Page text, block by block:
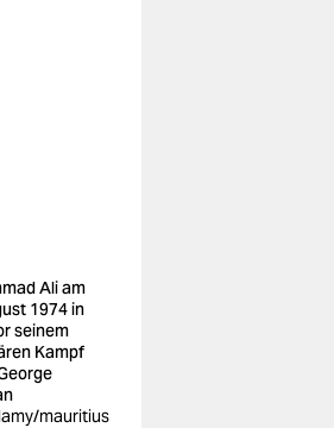
Ali am
1974 in
seinem
Kampf
mauritius